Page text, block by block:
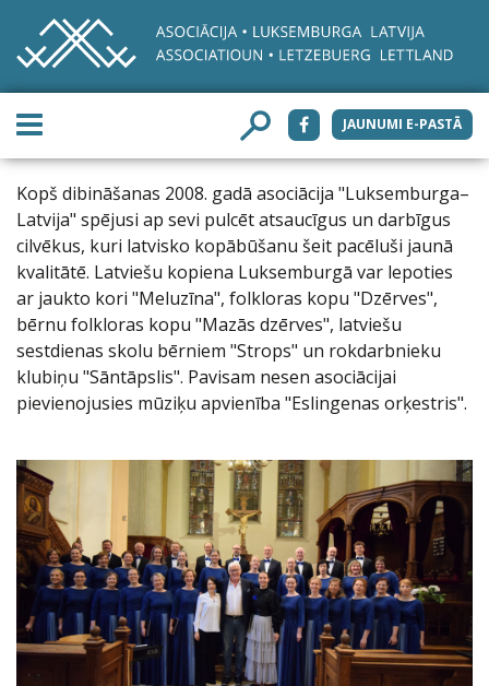
JAUNUMI E-PASTĀ
Kopš dibināšanas 2008. gadā asociācija "Luksemburga–
Latvija" spējusi ap sevi pulcēt atsaucīgus un darbīgus
cilvēkus, kuri latvisko kopābūšanu šeit pacēluši jaunā
kvalitātē. Latviešu kopiena Luksemburgā var lepoties
ar jaukto kori "Meluzīna", folkloras kopu "Dzērves",
bērnu folkloras kopu "Mazās dzērves", latviešu
sestdienas skolu bērniem "Strops" un rokdarbnieku
klubiņu "Sāntāpslis". Pavisam nesen asociācijai
pievienojusies mūziķu apvienība "Eslingenas orķestris".